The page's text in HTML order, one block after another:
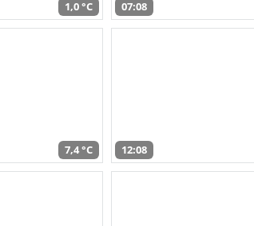
1,0 °C 07:08
7,4 °C 12:08